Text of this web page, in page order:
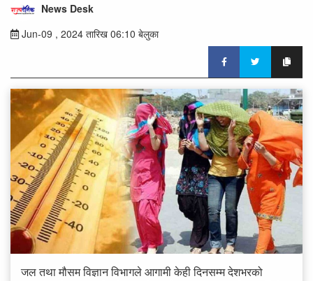
News Desk
Jun-09 , 2024 तारिख 06:10 बेलुका
जल तथा मौसम विज्ञान विभागले आगामी केही दिनसम्म देशभरको